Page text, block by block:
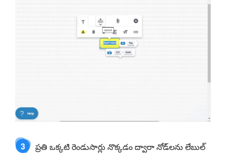
3
ప్రతి ఒక్కటి రెండుసార్లు నొక్కడం ద్వారా నోడ్‌లను లేబుల్